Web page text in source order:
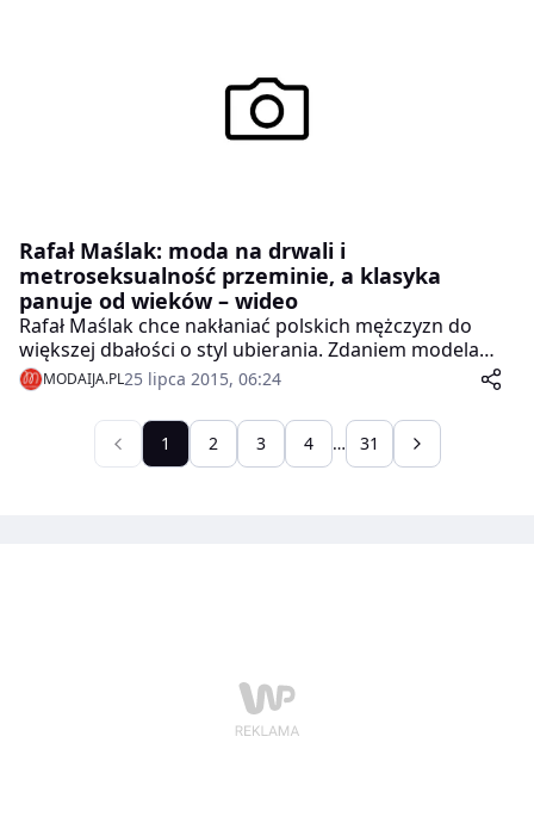
Rafał Maślak: moda na drwali i
metroseksualność przeminie, a klasyka
panuje od wieków – wideo
Rafał Maślak chce nakłaniać polskich mężczyzn do
większej dbałości o styl ubierania. Zdaniem modela
największe modowe grzechy Polaków to źle dobrane
ubrania i niemodne fasony. On sam jest zwolennikiem
klasycznej elegancji, zwłaszcza we włoskim wydaniu.
Aby przekonać Polaków do nieśmiertelnej klasyki,
Maślak wziął udział w akcji Warszawa pod Krawatem.
MODAIJA.PL25 lipca 2015, 06:24
1 2 3 4 … 31